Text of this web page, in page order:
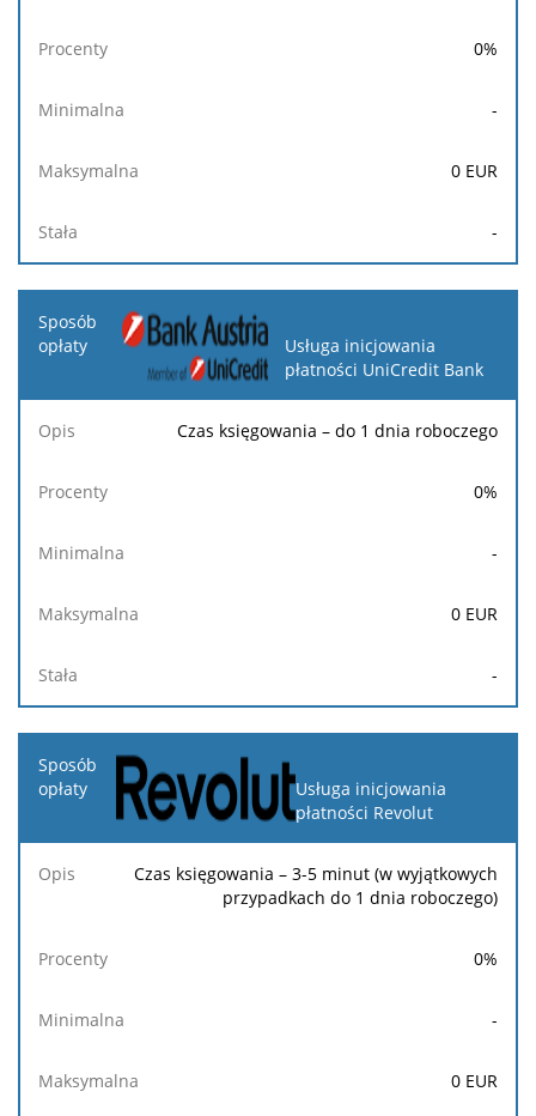
0%
-
0 EUR
-
Usługa inicjowania
płatności UniCredit Bank
Czas księgowania – do 1 dnia roboczego
0%
-
0 EUR
-
Usługa inicjowania
płatności Revolut
Czas księgowania – 3-5 minut (w wyjątkowych
przypadkach do 1 dnia roboczego)
0%
-
0 EUR